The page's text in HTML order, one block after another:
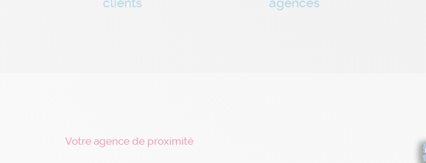
Votre agence de proximité